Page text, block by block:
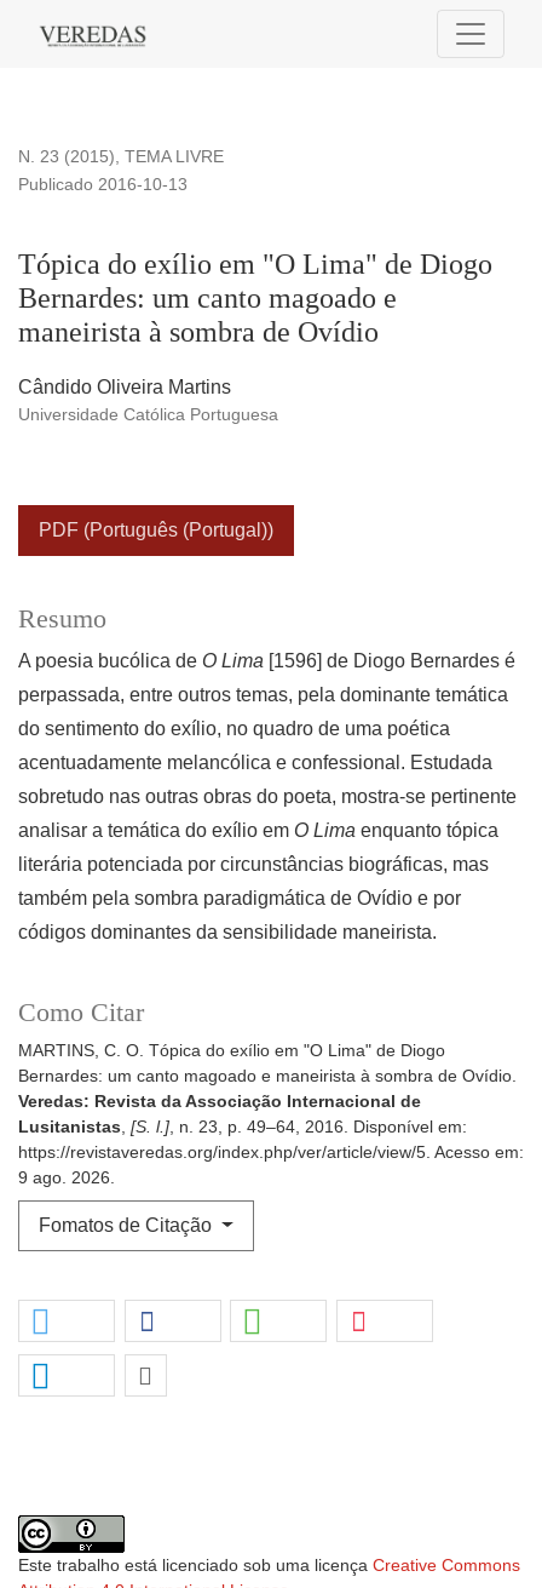
Tópica do exílio em &quot;O Lima&quot; de Diogo
N. 23 (2015), TEMA LIVRE
Tópica do exílio em "O Lima" de Diogo
Bernardes: um canto magoado e
maneirista à sombra de Ovídio
Publicado 2016-10-13
Cândido Oliveira Martins
Universidade Católica Portuguesa
PDF (Português (Portugal))
Como Citar
MARTINS, C. O. Tópica do exílio em "O Lima" de Diogo
Bernardes: um canto magoado e maneirista à sombra de Ovídio.
Veredas: Revista da Associação Internacional de
Lusitanistas, [S. l.], n. 23, p. 49–64, 2016. Disponível em:
https://revistaveredas.org/index.php/ver/article/view/5. Acesso em:
9 ago. 2026.
Fomatos de Citação
Resumo
A poesia bucólica de O Lima [1596] de Diogo Bernardes é
perpassada, entre outros temas, pela dominante temática
do sentimento do exílio, no quadro de uma poética
acentuadamente melancólica e confessional. Estudada
sobretudo nas outras obras do poeta, mostra-se pertinente
analisar a temática do exílio em O Lima enquanto tópica
literária potenciada por circunstâncias biográficas, mas
também pela sombra paradigmática de Ovídio e por
códigos dominantes da sensibilidade maneirista.
Este trabalho está licenciado sob uma licença Creative Commons